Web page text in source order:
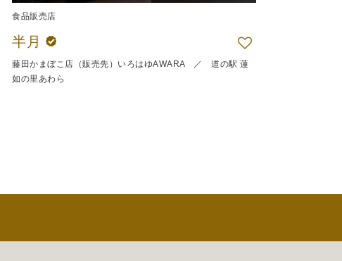
食品販売店
半月
藤田かまぼこ店（販売先）いろはゆAWARA ／ 道の駅 蓮
如の里あわら